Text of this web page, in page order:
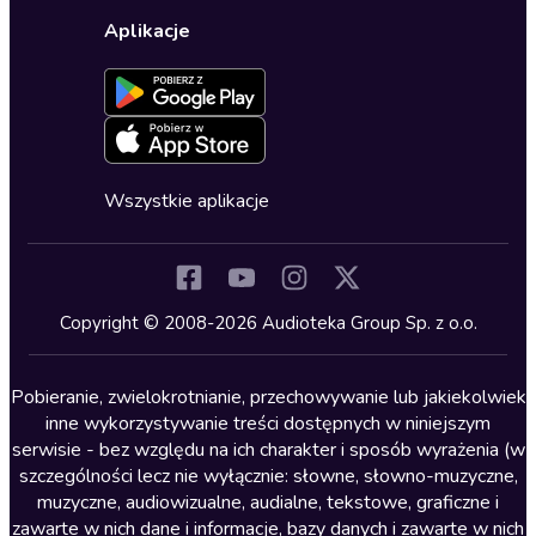
Dla młodzieży
Kryminały
Lektury szkolne
Literatura anglojęzyczna
Literatura faktu
Literatura obyczajowa
Literatura piękna obca
Ustawienia prywatności
Formularz zgłaszania nielegalnych treści
Deklaracja dostępności
Oferta dla firm i bibliotek
Dołącz do newslettera
Blog
Zapowiedzi
Cykle audiobooków
Aplikacje
Wszystkie aplikacje
Copyright © 2008-2026 Audioteka Group Sp. z o.o.
Pobieranie, zwielokrotnianie, przechowywanie lub jakiekolwiek
inne wykorzystywanie treści dostępnych w niniejszym
serwisie - bez względu na ich charakter i sposób wyrażenia (w
szczególności lecz nie wyłącznie: słowne, słowno-muzyczne,
muzyczne, audiowizualne, audialne, tekstowe, graficzne i
zawarte w nich dane i informacje, bazy danych i zawarte w nich